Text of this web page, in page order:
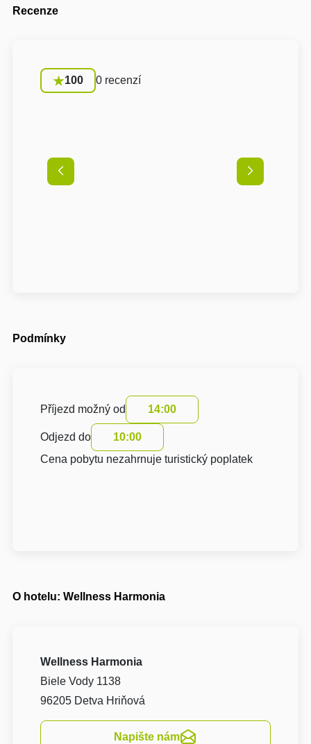
Recenze
100 0 recenzí
Podmínky
Příjezd možný od 14:00
Odjezd do
10:00
Cena pobytu nezahrnuje turistický poplatek
O hotelu: Wellness Harmonia
Wellness Harmonia
Biele Vody 1138
96205 Detva Hriňová
Napište nám